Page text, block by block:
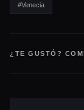
#Venecia
¿TE GUSTÓ?